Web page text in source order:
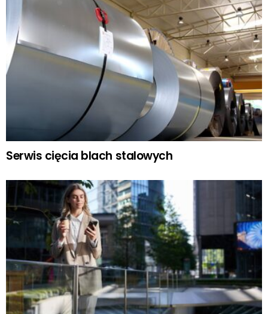
Serwis cięcia blach stalowych